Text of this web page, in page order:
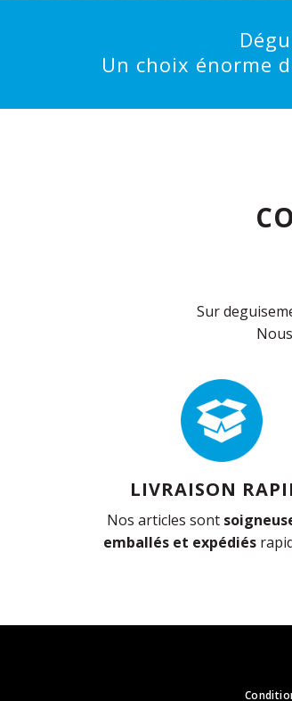
Un choix énorme
Sur
LIVRAISON
Nos articles sont
emballés et expédiés